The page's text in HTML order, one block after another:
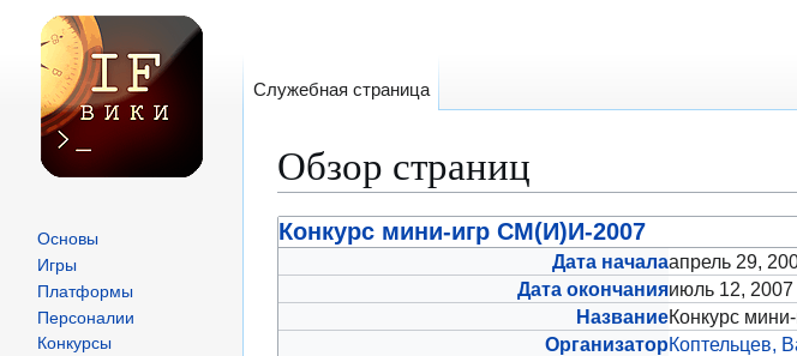
Обзор страниц
Перейти
Перейти
Конкурс мини-игр СМ(И)И-2007
Дата началаапрель 29,
Дата окончанияиюль 12, 2007
НазваниеКонкурс
ОрганизаторКоптельцев,
Служебная страница
Основы
Игры
Платформы
Персоналии
Конкурсы